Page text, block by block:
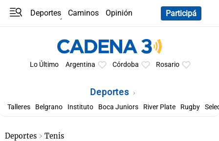
Deportes Caminos
Opinión
Participá
Lo Último Argentina Córdoba Rosario
Deportes
Talleres Belgrano Instituto Boca Juniors River Plate Rugby
Deportes Tenis